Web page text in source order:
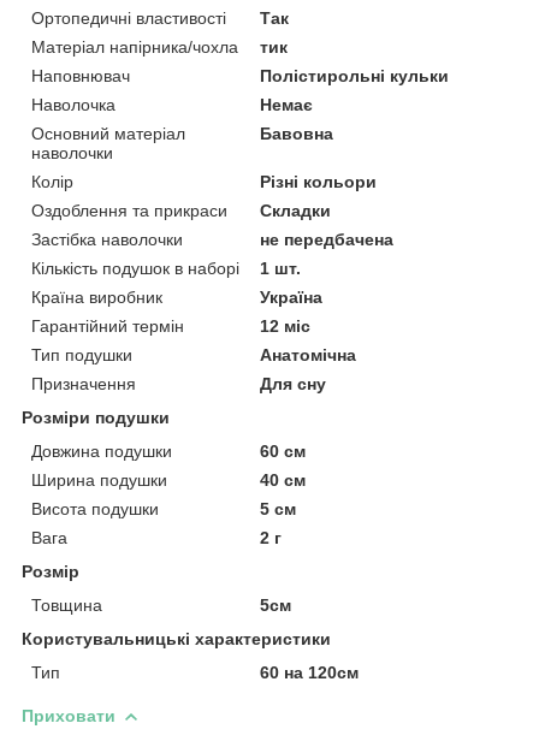
Ортопедичні властивості
Так
Матеріал напірника/чохла
тик
Наповнювач
Полістирольні кульки
Наволочка
Немає
Основний матеріал
наволочки
Бавовна
Колір
Різні кольори
Оздоблення та прикраси
Складки
Застібка наволочки
не передбачена
Кількість подушок в наборі
1 шт.
Країна виробник
Україна
Гарантійний термін
12 міс
Тип подушки
Анатомічна
Призначення
Для сну
Розміри подушки
Довжина подушки
60 см
Ширина подушки
40 см
Висота подушки
5 см
Вага
2 г
Розмір
Товщина
5см
Користувальницькі характеристики
Тип
60 на 120см
Приховати